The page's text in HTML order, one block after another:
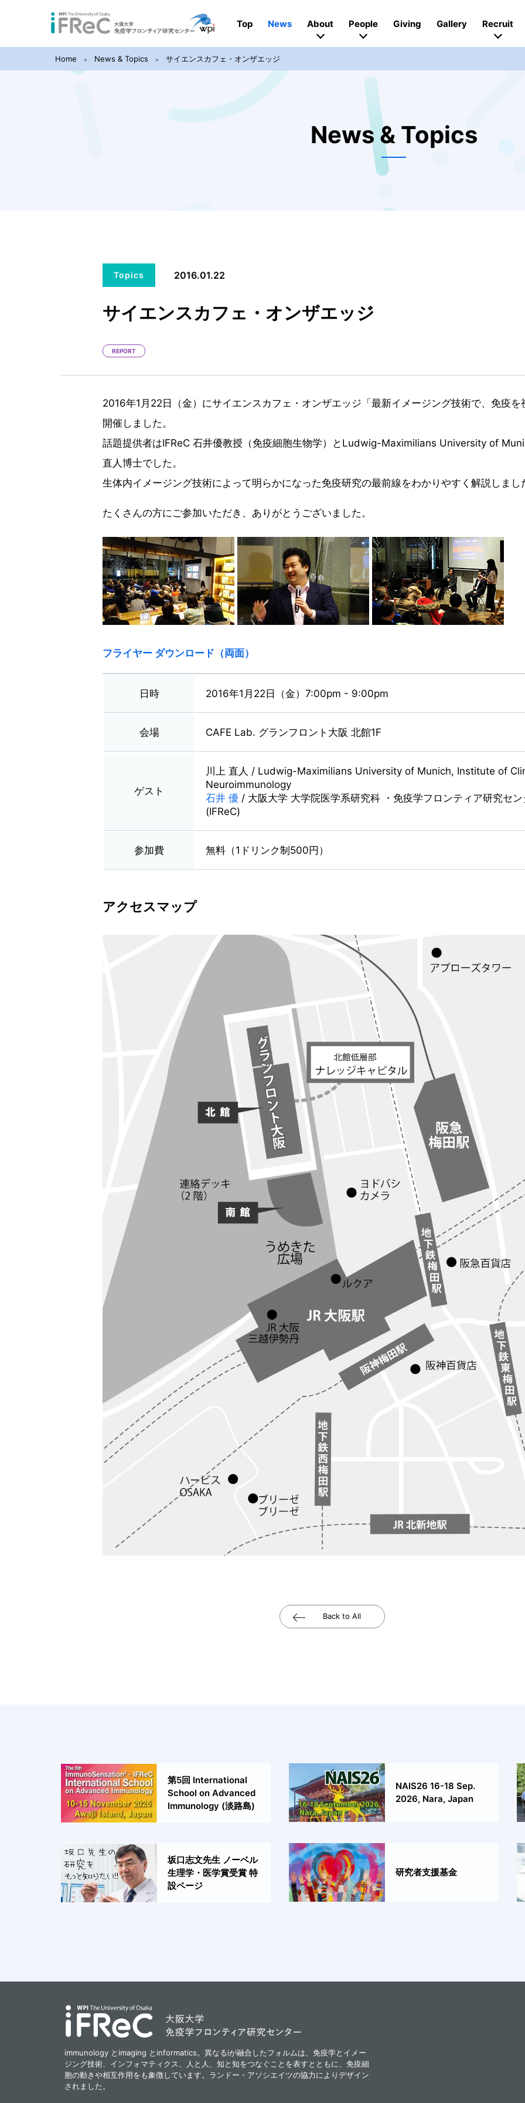
Top News About People Giving Gallery Recruit
Home News & Topics サイエンスカフェ・オンザエッジ
News & Topics
Topics 2016.01.22
サイエンスカフェ・オンザエッジ
REPORT
2016年1月22日（金）にサイエンスカフェ・オンザエッジ「最新イメージング技術で、免疫を
開催しました。
話題提供者はIFReC 石井優教授（免疫細胞生物学）とLudwig-Maximilians University of
直人博士でした。
生体内イメージング技術によって明らかになった免疫研究の最前線をわかりやすく解説しまし
たくさんの方にご参加いただき、ありがとうございました。
フライヤー ダウンロード（両面）
日時 2016年1月22日（金）7:00pm - 9:00pm
会場 CAFE Lab. グランフロント大阪 北館1F
ゲスト
川上 直人 / Ludwig-Maximilians University of Munich, Institute of
Neuroimmunology
石井 優 / 大阪大学 大学院医学系研究科 ・免疫学フロンティア研究セン
(IFReC)
参加費 無料（1ドリンク制500円）
アクセスマップ
Back to All
第5回 International
School on Advanced
Immunology (淡路島)
NAIS26 16-18 Sep.
2026, Nara, Japan
坂口志文先生 ノーベル
生理学・医学賞受賞 特
設ページ
研究者支援基金
immunology とimaging とinformatics。異なるiが融合したフォルムは、免疫学とイメー
ジング技術、インフォマティクス、人と人、知と知をつなぐことを表すとともに、免疫細
胞の動きや相互作用をも象徴しています。ランドー・アソシエイツの協力によりデザイン
されました。